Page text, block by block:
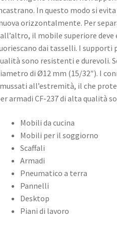
In questo modo si
orizzontalmente. Per
il mobile superiore
dai tasselli. I supporti
sono resistenti e durevoli.
di Ø12 mm (15/32″). I
all’estremità, il che
armadi CF-237 di alta qualità
Mobili da cucina
Mobili per il soggiorno
Scaffali
Armadi
Pneumatico a terra
Pannelli
Desktop
Piani di lavoro